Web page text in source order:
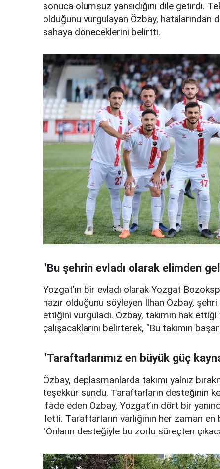
sonuca olumsuz yansıdığını dile getirdi.
olduğunu vurgulayan Özbay, hatalarından
sahaya döneceklerini belirtti.
"Bu şehrin evladı olarak elimden
Yozgat’ın bir evladı olarak Yozgat
hazır olduğunu söyleyen İlhan Özbay,
ettiğini vurguladı. Özbay, takımın hak
çalışacaklarını belirterek, "Bu takımın
"Taraftarlarımız en büyük güç
Özbay, deplasmanlarda takımı yalnız
teşekkür sundu. Taraftarların desteğinin
ifade eden Özbay, Yozgat’ın dört bir
iletti. Taraftarların varlığının her zaman
"Onların desteğiyle bu zorlu süreçten